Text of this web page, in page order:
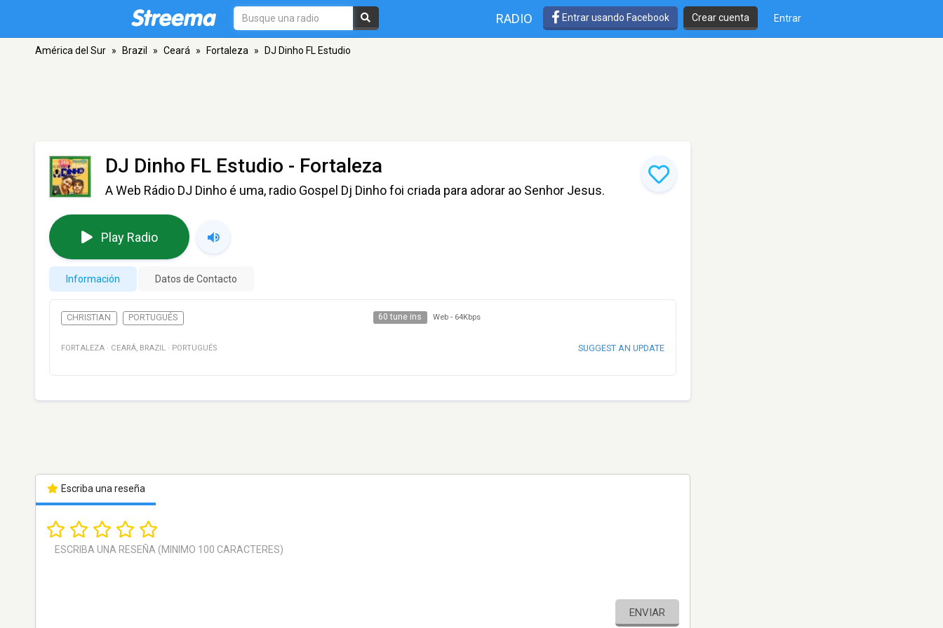
RADIO Entrar usando Facebook Crear cuenta Entrar
América del Sur » Brazil » Ceará » Fortaleza » DJ Dinho FL Estudio
DJ Dinho FL Estudio - Fortaleza
A Web Rádio DJ Dinho é uma, radio Gospel Dj Dinho foi criada para adorar ao Senhor Jesus.
Play Radio
Información Datos de Contacto
CHRISTIAN PORTUGUÉS 60 tune ins Web - 64Kbps
FORTALEZA · CEARÁ, BRAZIL · PORTUGUÉS SUGGEST AN UPDATE
Escriba una reseña
ENVIAR